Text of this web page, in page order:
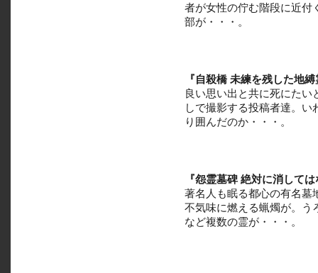
者が女性の佇む階段に近付
部が・・・。
『自殺橋 未練を残した地
良い思い出と共に死にたい
しで撮影する投稿者達。
り囲んだのか・・・。
『怨霊墓碑 絶対に消して
著名人も眠る都心の有名墓
不気味に燃える蝋燭が。う
など複数の霊が・・・。